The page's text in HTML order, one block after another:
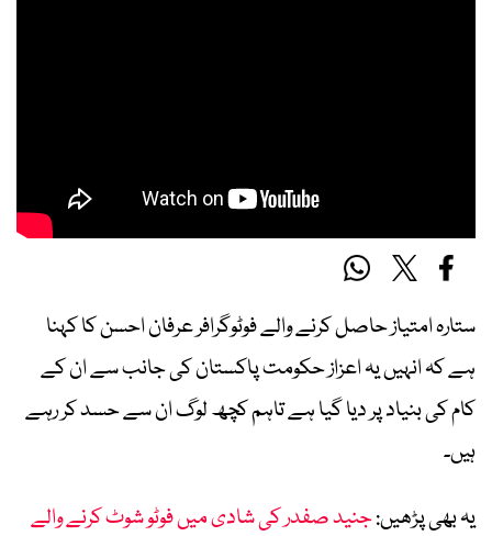
ستارہ امتیاز حاصل کرنے والے فوٹوگرافر عرفان احسن کا کہنا
ہے کہ انہیں یہ اعزاز حکومت پاکستان کی جانب سے ان کے
کام کی بنیاد پر دیا گیا ہے تاہم کچھ لوگ ان سے حسد کر رہے
ہیں۔
یہ بھی پڑھیں:جنید صفدر کی شادی میں فوٹو شوٹ کرنے والے